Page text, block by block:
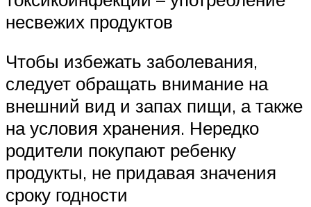
несвежих продуктов
Чтобы избежать заболевания,
следует обращать внимание на
внешний вид и запах пищи, а также
на условия хранения. Нередко
родители покупают ребенку
продукты, не придавая значения
сроку годности